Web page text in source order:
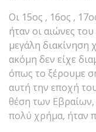
Οι 15ος , 16ος ,
ήταν οι αιώνες
μεγάλη διακίνηση
ακόμη δεν είχε
όπως το ξέρουμε
αυτή την εποχή
θέση των
πολύ χρήμα, ήταν